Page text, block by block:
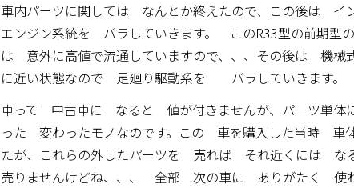
車内パーツに関しては なんとか終えたので、この後は イ
エンジン系統を バラしていきます。 このR33型の前期型の
は 意外に高値で流通していますので、、、その後は 機械
に近い状態なので 足廻り駆動系を バラしていきます。
車って 中古車に なると 値が付きませんが、パーツ単体
った 変わったモノなのです。この 車を購入した当時 車
たが、これらの外したパーツを 売れば それ近くには な
売りませんけどね、、、 全部 次の車に ありがたく 使わ